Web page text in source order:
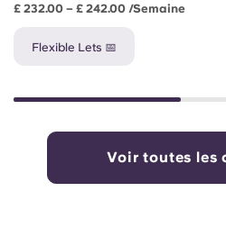
£ 232.00 – £ 242.00 /semaine
Flexible Lets 📅
Voir toutes les